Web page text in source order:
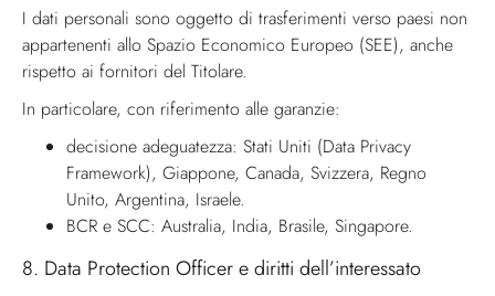
I dati personali sono oggetto di trasferimenti verso paesi non
appartenenti allo Spazio Economico Europeo (SEE), anche
rispetto ai fornitori del Titolare.
In particolare, con riferimento alle garanzie:
decisione adeguatezza: Stati Uniti (Data Privacy
Framework), Giappone, Canada, Svizzera, Regno
Unito, Argentina, Israele.
BCR e SCC: Australia, India, Brasile, Singapore.
8. Data Protection Officer e diritti dell’interessato